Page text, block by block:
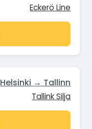
Eckerö Line
Helsinki → Tallinn
Tallink Silja